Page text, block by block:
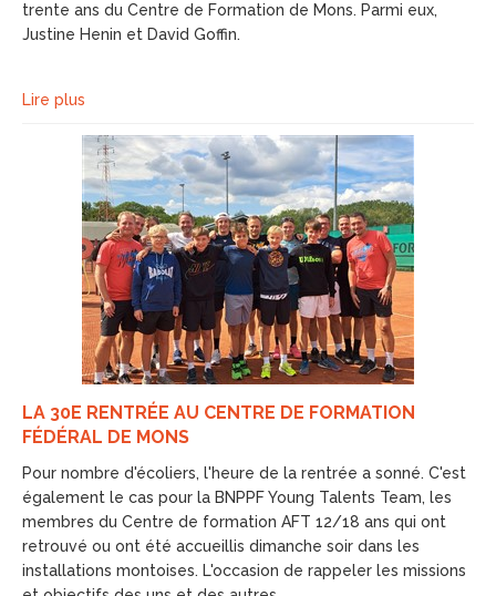
trente ans du Centre de Formation de Mons. Parmi eux,
Justine Henin et David Goffin.
Lire plus
LA 30E RENTRÉE AU CENTRE DE FORMATION
FÉDÉRAL DE MONS
Pour nombre d'écoliers, l'heure de la rentrée a sonné. C'est
également le cas pour la BNPPF Young Talents Team, les
membres du Centre de formation AFT 12/18 ans qui ont
retrouvé ou ont été accueillis dimanche soir dans les
installations montoises. L'occasion de rappeler les missions